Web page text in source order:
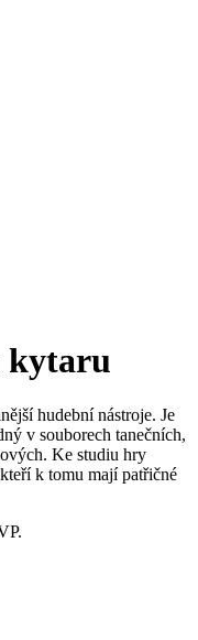
kytaru
hudební nástroje. Je
v souborech tanečních,
Ke studiu hry
k tomu mají patřičné